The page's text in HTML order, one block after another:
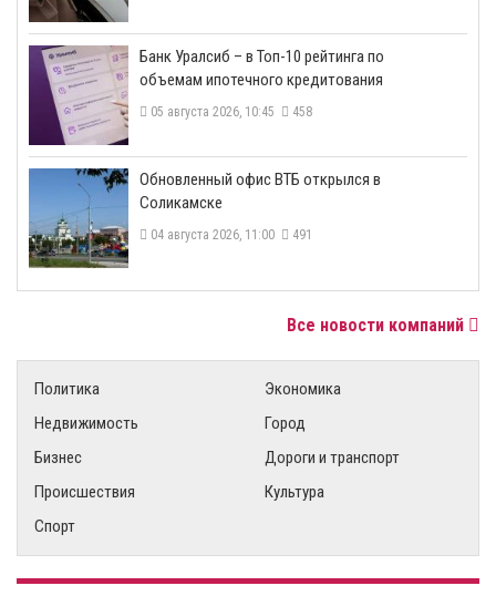
​Банк Уралсиб – в Топ-10 рейтинга по
объемам ипотечного кредитования
05 августа 2026, 10:45 458
​Обновленный офис ВТБ открылся в
Соликамске
04 августа 2026, 11:00 491
Все новости компаний
Политика
Экономика
Недвижимость
Город
Бизнес
Дороги и транспорт
Происшествия
Культура
Спорт